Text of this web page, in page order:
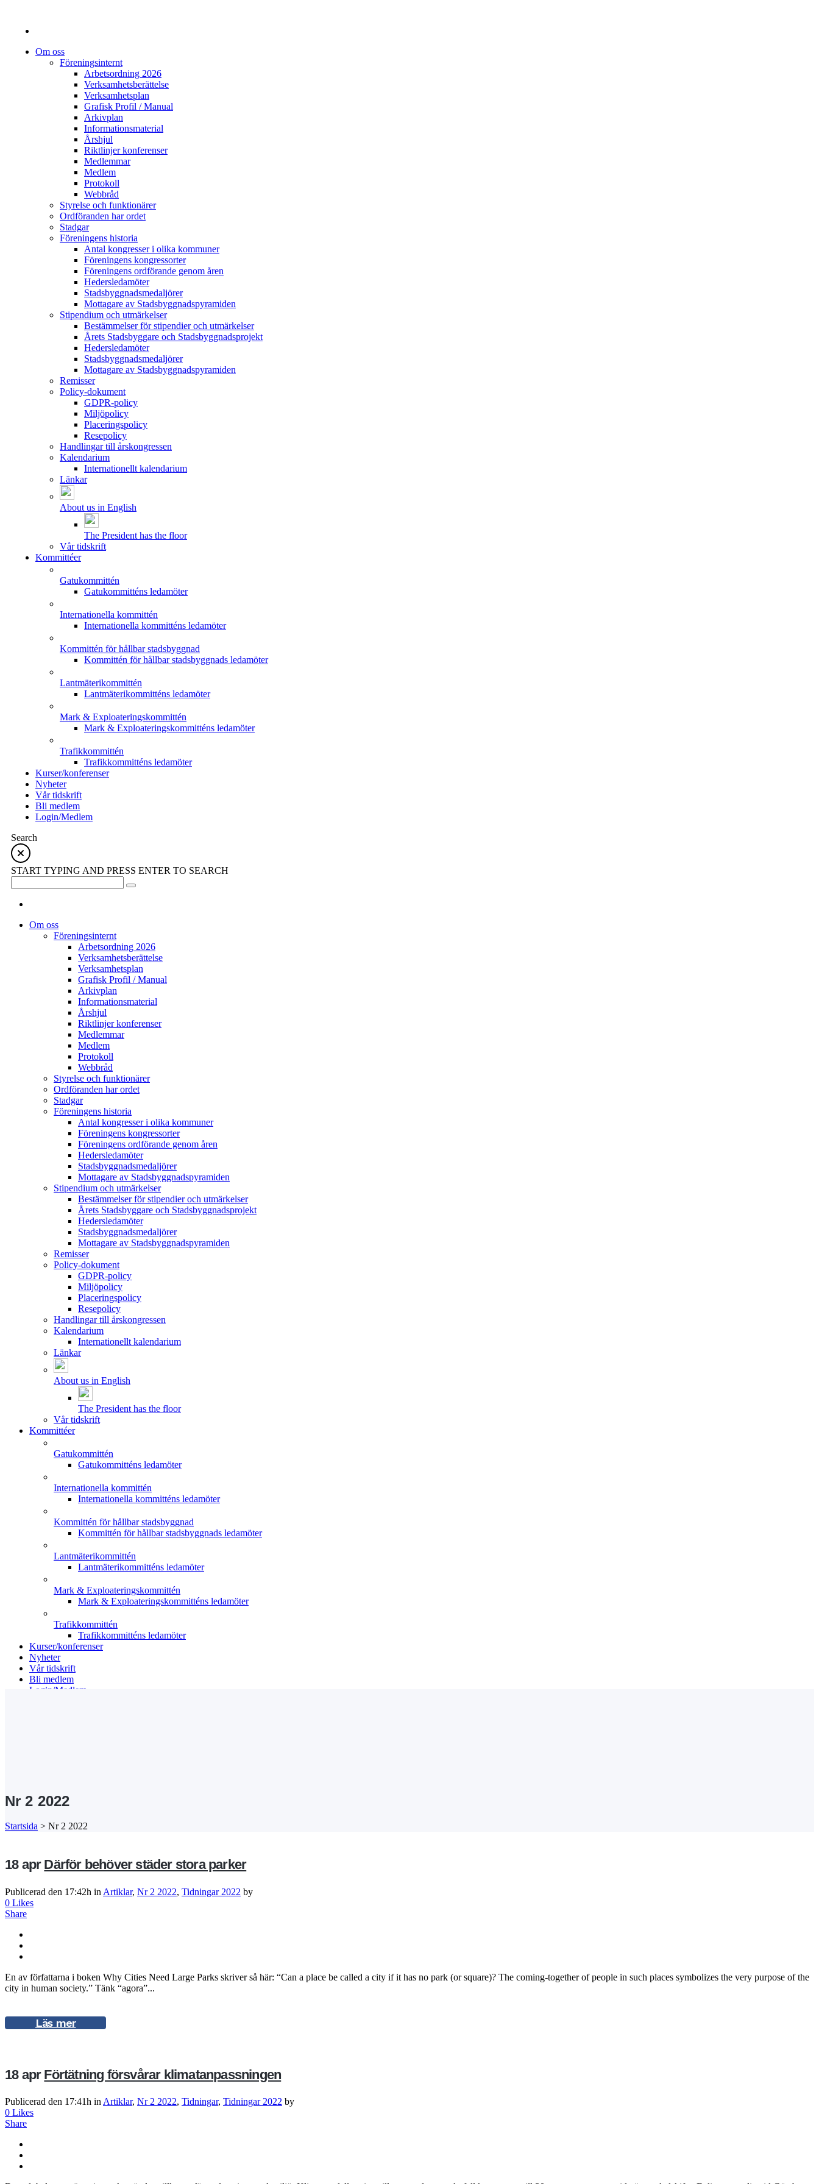
Om oss
Föreningsinternt
Arbetsordning 2026
Verksamhetsberättelse
Verksamhetsplan
Grafisk Profil / Manual
Arkivplan
Informationsmaterial
Årshjul
Riktlinjer konferenser
Medlemmar
Medlem
Protokoll
Webbråd
Styrelse och funktionärer
Ordföranden har ordet
Stadgar
Föreningens historia
Antal kongresser i olika kommuner
Föreningens kongressorter
Föreningens ordförande genom åren
Hedersledamöter
Stadsbyggnadsmedaljörer
Mottagare av Stadsbyggnadspyramiden
Stipendium och utmärkelser
Bestämmelser för stipendier och utmärkelser
Årets Stadsbyggare och Stadsbyggnadsprojekt
Hedersledamöter
Stadsbyggnadsmedaljörer
Mottagare av Stadsbyggnadspyramiden
Remisser
Policy-dokument
GDPR-policy
Miljöpolicy
Placeringspolicy
Resepolicy
Handlingar till årskongressen
Kalendarium
Internationellt kalendarium
Länkar
About us in English
The President has the floor
Vår tidskrift
Kommittéer
Gatukommittén
Gatukommitténs ledamöter
Internationella kommittén
Internationella kommitténs ledamöter
Kommittén för hållbar stadsbyggnad
Kommittén för hållbar stadsbyggnads ledamöter
Lantmäterikommittén
Lantmäterikommitténs ledamöter
Mark & Exploateringskommittén
Mark & Exploateringskommitténs ledamöter
Trafikkommittén
Trafikkommitténs ledamöter
Kurser/konferenser
Nyheter
Vår tidskrift
Bli medlem
Login/Medlem
Search
START TYPING AND PRESS ENTER TO SEARCH
Om oss
Föreningsinternt
Arbetsordning 2026
Verksamhetsberättelse
Verksamhetsplan
Grafisk Profil / Manual
Arkivplan
Informationsmaterial
Årshjul
Riktlinjer konferenser
Medlemmar
Medlem
Protokoll
Webbråd
Styrelse och funktionärer
Ordföranden har ordet
Stadgar
Föreningens historia
Antal kongresser i olika kommuner
Föreningens kongressorter
Föreningens ordförande genom åren
Hedersledamöter
Stadsbyggnadsmedaljörer
Mottagare av Stadsbyggnadspyramiden
Stipendium och utmärkelser
Bestämmelser för stipendier och utmärkelser
Årets Stadsbyggare och Stadsbyggnadsprojekt
Hedersledamöter
Stadsbyggnadsmedaljörer
Mottagare av Stadsbyggnadspyramiden
Remisser
Policy-dokument
GDPR-policy
Miljöpolicy
Placeringspolicy
Resepolicy
Handlingar till årskongressen
Kalendarium
Internationellt kalendarium
Länkar
About us in English
The President has the floor
Vår tidskrift
Kommittéer
Gatukommittén
Gatukommitténs ledamöter
Internationella kommittén
Internationella kommitténs ledamöter
Kommittén för hållbar stadsbyggnad
Kommittén för hållbar stadsbyggnads ledamöter
Lantmäterikommittén
Lantmäterikommitténs ledamöter
Mark & Exploateringskommittén
Mark & Exploateringskommitténs ledamöter
Trafikkommittén
Trafikkommitténs ledamöter
Kurser/konferenser
Nyheter
Vår tidskrift
Bli medlem
Login/Medlem
Nr 2 2022
Startsida > Nr 2 2022
18 apr Därför behöver städer stora parker
Publicerad den 17:42h in Artiklar, Nr 2 2022, Tidningar 2022 by
0 Likes
Share
En av författarna i boken Why Cities Need Large Parks skriver så här: “Can a place be called a city if it has no park (or square)? The coming-together of people in such places symbolizes the very purpose of the
city in human society.” Tänk “agora”...
Läs mer
18 apr Förtätning försvårar klimatanpassningen
Publicerad den 17:41h in Artiklar, Nr 2 2022, Tidningar, Tidningar 2022 by
0 Likes
Share